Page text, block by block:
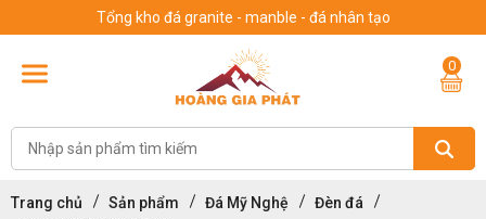
Tổng kho đá granite - manble - đá nhân tạo
0
Trang chủ Sản phẩm Đá Mỹ Nghệ
Đèn đá